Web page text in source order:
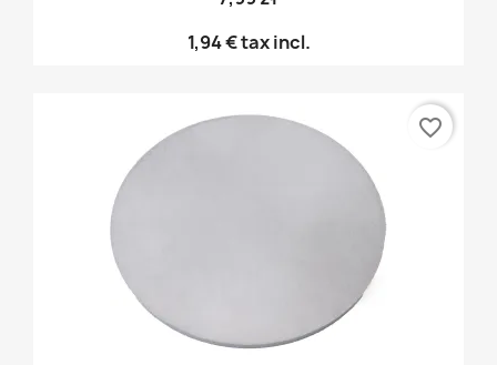
1,94 €tax incl.
favorite_border